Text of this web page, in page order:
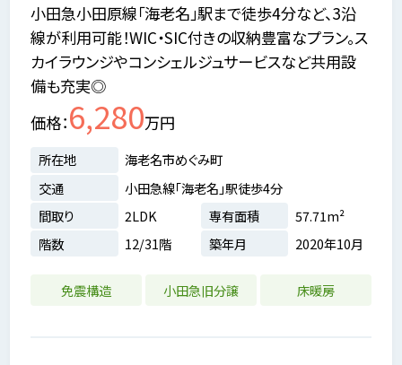
小田急小田原線「海老名」駅まで徒歩4分など、3沿
線が利用可能！WIC・SIC付きの収納豊富なプラン。ス
カイラウンジやコンシェルジュサービスなど共用設
備も充実◎
価格 6,280万円
所在地
海老名市めぐみ町
交通
小田急線「海老名」駅徒歩4分
間取り
2LDK 専有面積
57.71m²
階数
12/31階 築年月 2020年10月
免震構造 小田急旧分譲 床暖房